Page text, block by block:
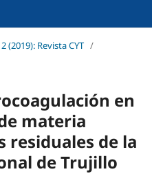
(2019): Revista CYT /
en
materia
residuales de la
de Trujillo